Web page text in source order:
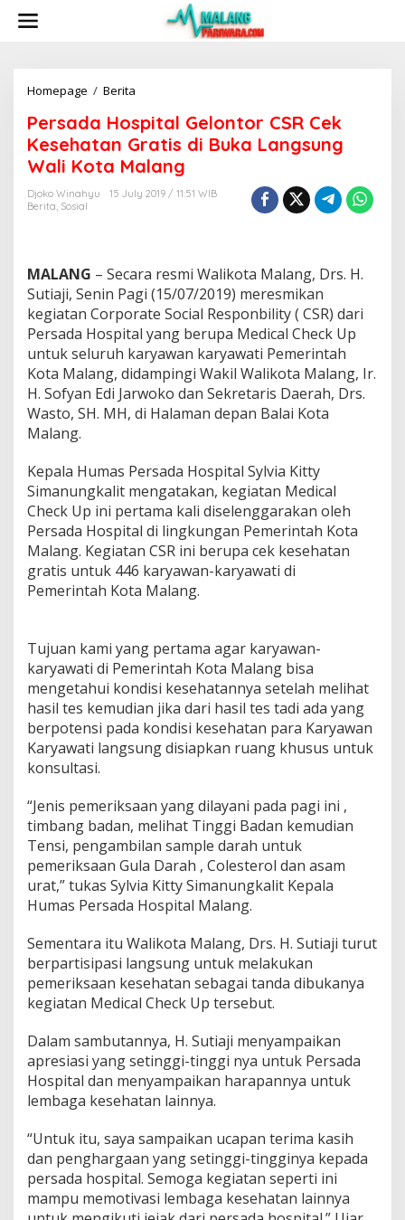
Homepage / Berita
r
s
a
d
a
H
i
a
l
G
e
l
o
n
t
C
S
R
C
e
k
K
e
s
a
a
n
G
r
a
t
d
B
u
k
a
L
n
g
s
u
n
W
a
l
i
K
a
M
a
l
a
Persada Hospital Gelontor CSR Cek
Kesehatan Gratis di Buka Langsung
Wali Kota Malang
Djoko Winahyu
15 July 2019 / 11:51 WIB
Berita, Sosial
MALANG – Secara resmi Walikota Malang, Drs. H.
Sutiaji, Senin Pagi (15/07/2019) meresmikan
kegiatan Corporate Social Responbility ( CSR) dari
Persada Hospital yang berupa Medical Check Up
untuk seluruh karyawan karyawati Pemerintah
Kota Malang, didampingi Wakil Walikota Malang, Ir.
H. Sofyan Edi Jarwoko dan Sekretaris Daerah, Drs.
Wasto, SH. MH, di Halaman depan Balai Kota
Malang.
Kepala Humas Persada Hospital Sylvia Kitty
Simanungkalit mengatakan, kegiatan Medical
Check Up ini pertama kali diselenggarakan oleh
Persada Hospital di lingkungan Pemerintah Kota
Malang. Kegiatan CSR ini berupa cek kesehatan
gratis untuk 446 karyawan-karyawati di
Pemerintah Kota Malang.
Tujuan kami yang pertama agar karyawan-
karyawati di Pemerintah Kota Malang bisa
mengetahui kondisi kesehatannya setelah melihat
hasil tes kemudian jika dari hasil tes tadi ada yang
berpotensi pada kondisi kesehatan para Karyawan
Karyawati langsung disiapkan ruang khusus untuk
konsultasi.
“Jenis pemeriksaan yang dilayani pada pagi ini ,
timbang badan, melihat Tinggi Badan kemudian
Tensi, pengambilan sample darah untuk
pemeriksaan Gula Darah , Colesterol dan asam
urat,” tukas Sylvia Kitty Simanungkalit Kepala
Humas Persada Hospital Malang.
Sementara itu Walikota Malang, Drs. H. Sutiaji turut
berpartisipasi langsung untuk melakukan
pemeriksaan kesehatan sebagai tanda dibukanya
kegiatan Medical Check Up tersebut.
Dalam sambutannya, H. Sutiaji menyampaikan
apresiasi yang setinggi-tinggi nya untuk Persada
Hospital dan menyampaikan harapannya untuk
lembaga kesehatan lainnya.
“Untuk itu, saya sampaikan ucapan terima kasih
dan penghargaan yang setinggi-tingginya kepada
persada hospital. Semoga kegiatan seperti ini
mampu memotivasi lembaga kesehatan lainnya